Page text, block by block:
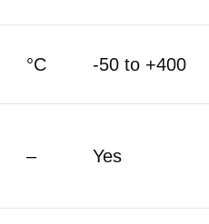
°C -50 to +400
– Yes